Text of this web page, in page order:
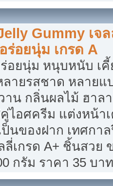
Gummy เจ
ร่อยนุ่ม เกรด A
ร่อยนุ่ม หนุบหนับ เคี้
ลายรสชาด หลายแ
าน กลิ่นผลไม้ ฮาล
คู่ไอศครีม แต่งหน้า
นของฝาก เทศกา
ลี่เกรด A+ ชิ้นสวย
กรัม ราคา 35 บาท